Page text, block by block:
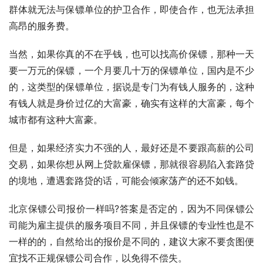
群体就无法与保镖单位的护卫合作，即使合作，也无法承担
高昂的服务费。
当然，如果你真的不在乎钱，也可以找高价保镖，那种一天
要一万元的保镖，一个月要几十万的保镖单位，国内是不少
的，这类型的保镖单位，据说是专门为有钱人服务的，这种
有钱人就是身价过亿的大富豪，确实有这样的大富豪，每个
城市都有这种大富豪。
但是，如果经济实力不强的人，最好还是不要跟高薪的公司
交易，如果你想从网上贷款雇保镖，那就很容易陷入套路贷
的境地，遭遇套路贷的话，可能会倾家荡产的还不如钱。
北京保镖公司报价一样吗?答案是否定的，因为不同保镖公
司能为雇主提供的服务项目不同，并且保镖的专业性也是不
一样的的，自然给出的报价是不同的，建议大家不要贪图便
宜找不正规保镖公司合作，以免得不偿失。